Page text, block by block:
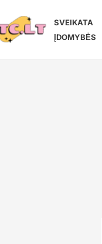
prie
turinio
SVEIKATA
ĮDOMYBĖS